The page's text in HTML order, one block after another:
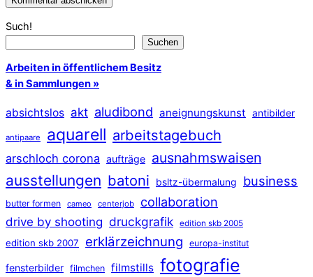
Such!
Suchen
Arbeiten in öffentlichem Besitz
& in Sammlungen »
absichtslos akt aludibond aneignungskunst antibilder
antipaare aquarell arbeitstagebuch
arschloch corona aufträge ausnahmswaisen
ausstellungen batoni bsltz-übermalung business
butter formen cameo centerjob collaboration
drive by shooting druckgrafik edition skb 2005
edition skb 2007 erklärzeichnung europa-institut
fensterbilder filmchen filmstills fotografie